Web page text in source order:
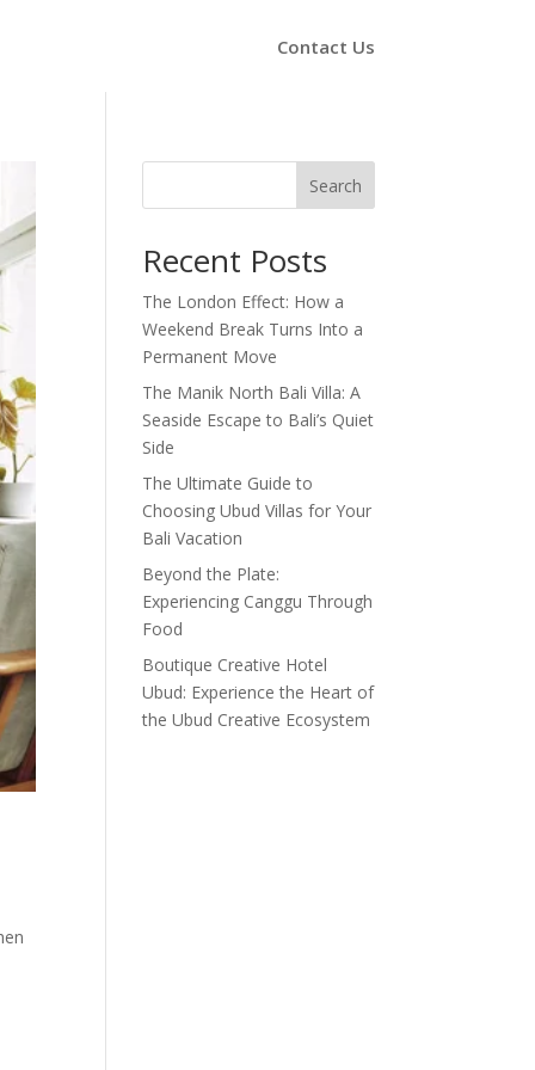
Contact Us
Search
Recent Posts
The London Effect: How a
Weekend Break Turns Into a
Permanent Move
The Manik North Bali Villa: A
Seaside Escape to Bali’s Quiet
Side
The Ultimate Guide to
Choosing Ubud Villas for Your
Bali Vacation
Beyond the Plate:
Experiencing Canggu Through
Food
Boutique Creative Hotel
Ubud: Experience the Heart of
the Ubud Creative Ecosystem